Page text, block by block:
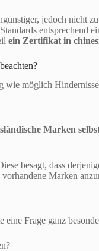
jedoch nicht
ein Zertifikat in
möglich
Marken
besagt, dass
Marken
Frage ganz